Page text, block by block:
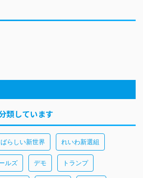
類しています
らしい新世界 れいわ新選組
ルズ デモ トランプ